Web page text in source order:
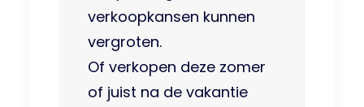
verkoopkansen kunnen
vergroten.
Of verkopen deze zomer
of juist na de vakantie